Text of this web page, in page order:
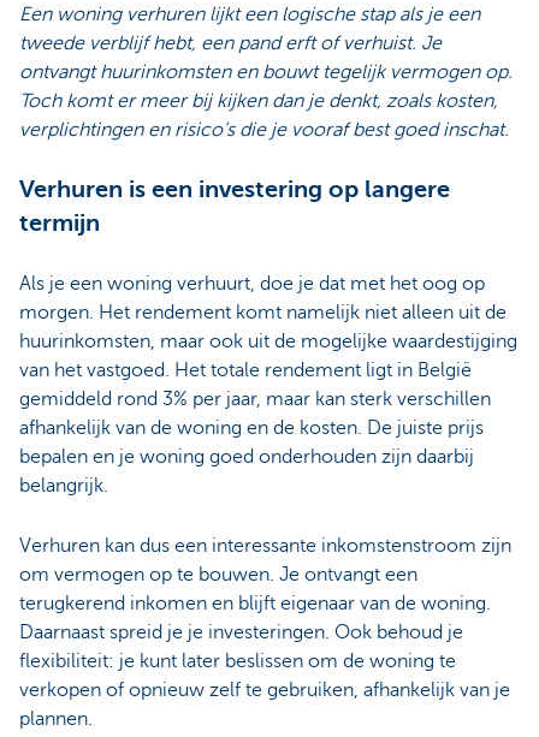
Een woning verhuren lijkt een logische stap als je een
tweede verblijf hebt, een pand erft of verhuist. Je
ontvangt huurinkomsten en bouwt tegelijk vermogen op.
Toch komt er meer bij kijken dan je denkt, zoals kosten,
verplichtingen en risico’s die je vooraf best goed inschat.
Verhuren is een investering op langere
termijn
Als je een woning verhuurt, doe je dat met het oog op
morgen. Het rendement komt namelijk niet alleen uit de
huurinkomsten, maar ook uit de mogelijke waardestijging
van het vastgoed. Het totale rendement ligt in België
gemiddeld rond 3% per jaar, maar kan sterk verschillen
afhankelijk van de woning en de kosten. De juiste prijs
bepalen en je woning goed onderhouden zijn daarbij
belangrijk.
Verhuren kan dus een interessante inkomstenstroom zijn
om vermogen op te bouwen. Je ontvangt een
terugkerend inkomen en blijft eigenaar van de woning.
Daarnaast spreid je je investeringen. Ook behoud je
flexibiliteit: je kunt later beslissen om de woning te
verkopen of opnieuw zelf te gebruiken, afhankelijk van je
plannen.